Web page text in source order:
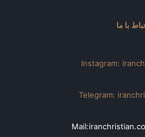
با ما
Instagram:
Telegram: